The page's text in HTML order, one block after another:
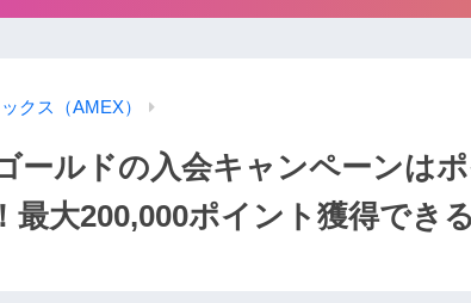
クス（AMEX）
ールドの入会キャンペーンは
最大200,000ポイント獲得できる